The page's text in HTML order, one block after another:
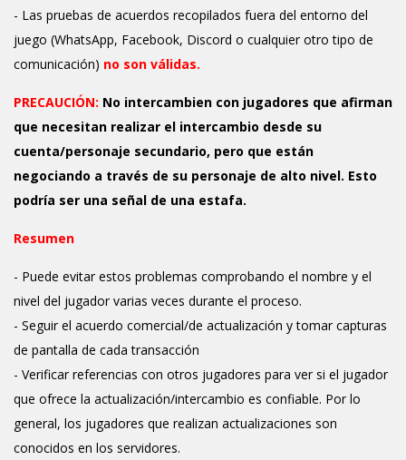
- Las pruebas de acuerdos recopilados fuera del entorno del
juego (WhatsApp, Facebook, Discord o cualquier otro tipo de
comunicación) no son válidas.
PRECAUCIÓN: No intercambien con jugadores que afirman
que necesitan realizar el intercambio desde su
cuenta/personaje secundario, pero que están
negociando a través de su personaje de alto nivel. Esto
podría ser una señal de una estafa.
Resumen
- Puede evitar estos problemas comprobando el nombre y el
nivel del jugador varias veces durante el proceso.
- Seguir el acuerdo comercial/de actualización y tomar capturas
de pantalla de cada transacción
- Verificar referencias con otros jugadores para ver si el jugador
que ofrece la actualización/intercambio es confiable. Por lo
general, los jugadores que realizan actualizaciones son
conocidos en los servidores.